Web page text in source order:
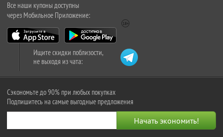
Все наши купоны доступны
через Мобильное Приложение:
Ищите скидки поблизости,
не выходя из чата:
Сэкономьте до 90% при любых покупках
Подпишитесь на самые выгодные предложения